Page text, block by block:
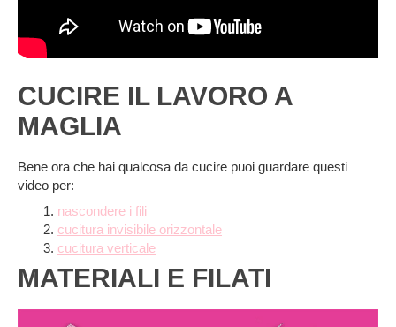
CUCIRE IL LAVORO A
MAGLIA
Bene ora che hai qualcosa da cucire puoi guardare questi
video per:
nascondere i fili
cucitura invisibile orizzontale
cucitura verticale
MATERIALI E FILATI